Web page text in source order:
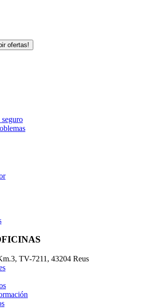
ofertas!
seguro
TV-7211, 43204 Reus